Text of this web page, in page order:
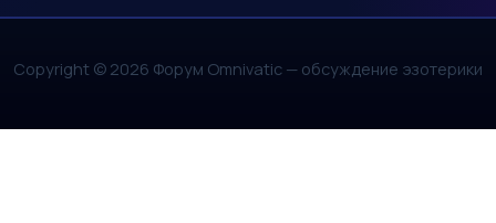
Copyright © 2026 Форум Omnivatic — обсуждение эзотерики